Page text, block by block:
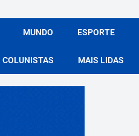
MUNDO ESPORTE
COLUNISTAS MAIS LIDAS